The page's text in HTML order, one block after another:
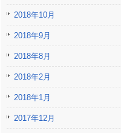
2018年10月
2018年9月
2018年8月
2018年2月
2018年1月
2017年12月